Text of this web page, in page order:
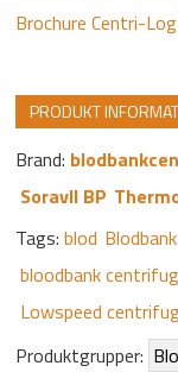
Brochure Centri-
PRODUKT
Brand:
Soravll BP
Tags: blod
bloodbank
Lowspeed
Produktgrupper: